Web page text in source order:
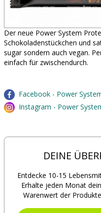
Der neue Power System
Schokoladenstückchen und
sugar sondern auch vegan.
einfach für zwischendurch.
Facebook - Power
Instagram - Power
DEINE
Entdecke 10-15
Erhalte jeden Monat
Warenwert der